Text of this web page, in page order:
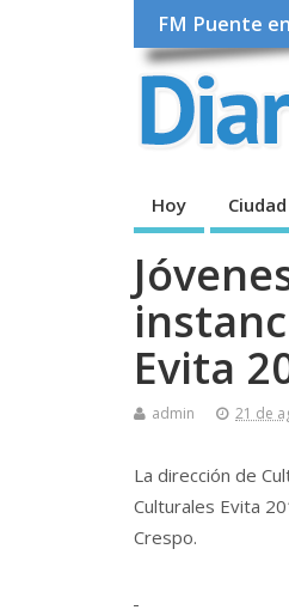
FM Puente
Hoy Ciudad
Evita
admin 21 de
La dirección de
Culturales Evita
Crespo.